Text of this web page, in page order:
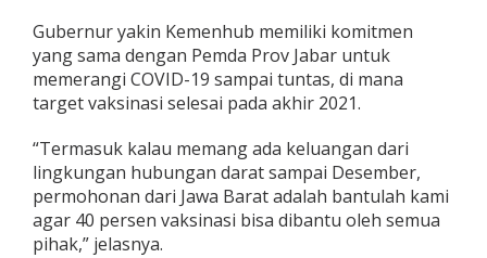
Gubernur yakin Kemenhub memiliki komitmen
yang sama dengan Pemda Prov Jabar untuk
memerangi COVID-19 sampai tuntas, di mana
target vaksinasi selesai pada akhir 2021.
“Termasuk kalau memang ada keluangan dari
lingkungan hubungan darat sampai Desember,
permohonan dari Jawa Barat adalah bantulah kami
agar 40 persen vaksinasi bisa dibantu oleh semua
pihak,” jelasnya.